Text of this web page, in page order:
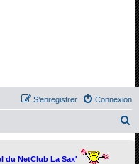
Connexion
S’enregistrer
du NetClub La Sax'